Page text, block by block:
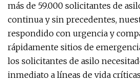
más de 59.000 solicitantes de
continua y sin precedentes,
respondido con urgencia y
rápidamente sitios de
los solicitantes de asilo
inmediato a líneas de vida